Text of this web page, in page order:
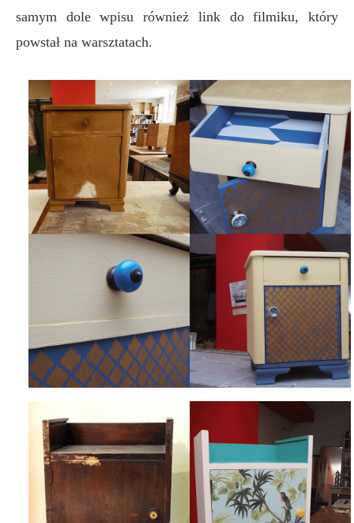
samym dole wpisu również link do filmiku, który
powstał na warsztatach.